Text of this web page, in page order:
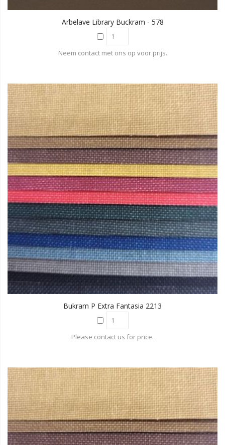
Arbelave Library Buckram - 578
Neem contact met ons op voor prijs.
Bukram P Extra Fantasia 2213
Please contact us for price.